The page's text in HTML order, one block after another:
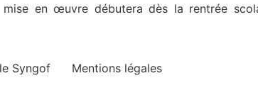
mise en œuvre débutera dès la rentrée
Syngof Mentions légales